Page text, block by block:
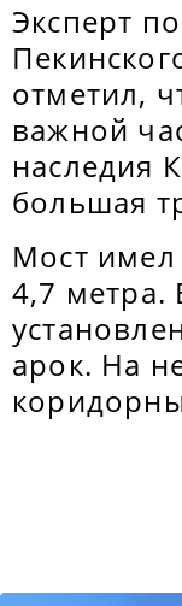
Эксперт
отметил,
важной
наследия
большая
Мост
4,7 метра.
арок. На